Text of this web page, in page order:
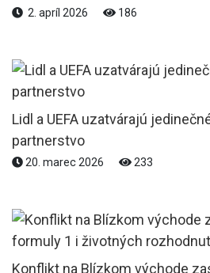
2. apríl 2026 186
Lidl a UEFA uzatvárajú
partnerstvo
20. marec 2026 233
Konflikt na Blízkom východe